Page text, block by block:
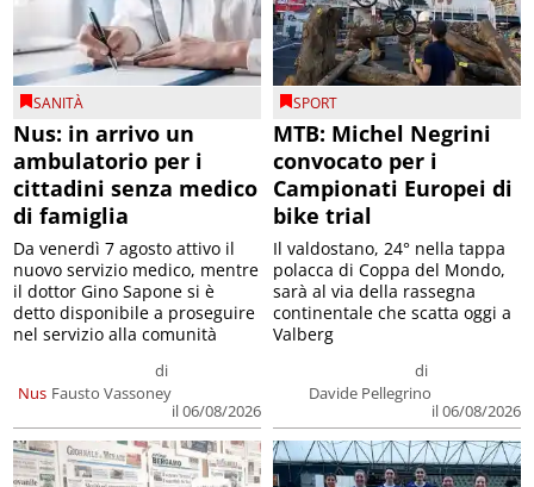
SANITÀ
Nus: in arrivo un
ambulatorio per i
cittadini senza medico
di famiglia
Nus
di
Fausto Vassoney
il 06/08/2026
Da venerdì 7 agosto attivo il
nuovo servizio medico, mentre
il dottor Gino Sapone si è
detto disponibile a proseguire
nel servizio alla comunità
SPORT
MTB: Michel Negrini
convocato per i
Campionati Europei di
bike trial
di
Davide Pellegrino
il 06/08/2026
Il valdostano, 24° nella tappa
polacca di Coppa del Mondo,
sarà al via della rassegna
continentale che scatta oggi a
Valberg